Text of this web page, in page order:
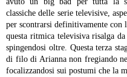
classiche delle serie televisive,
per scontrarsi definitivamente con
questa ritmica televisiva risalga
spingendosi oltre. Questa terza
di filo di Arianna non fregiando
focalizzandosi sui postumi che la